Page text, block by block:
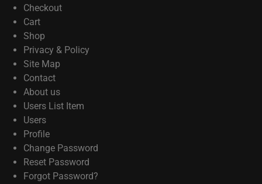
Checkout
Cart
Shop
Privacy & Policy
Site Map
Contact
About us
Users List Item
Users
Profile
Change Password
Reset Password
Forgot Password?